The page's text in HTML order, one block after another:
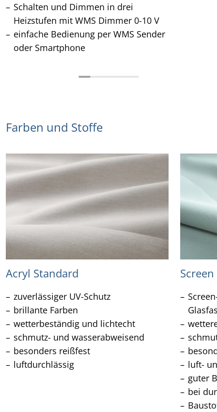
Schalten und Dimmen in drei
Heizstufen mit WMS Dimmer 0-10 V
einfache Bedienung per WMS Sender
oder Smartphone
Farben und Stoffe
Acryl Standard
zuverlässiger UV-Schutz
brillante Farben
wetterbeständig und lichtecht
schmutz- und wasserabweisend
besonders reißfest
luftdurchlässig
Screen
luft-
guter
bei